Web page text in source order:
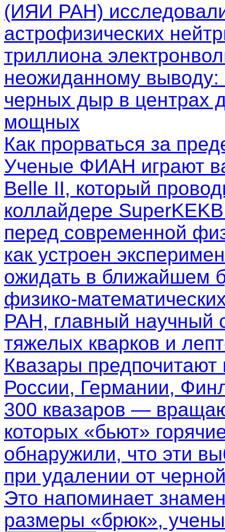
(ИЯИ РАН)
астрофизических
триллиона
неожиданному выводу:
черных дыр в центрах
мощных
Как прорваться за
Ученые ФИАН играют
Belle II, который
коллайдере
перед современной
как устроен
ожидать в ближайшем
физико-
РАН, главный научный
тяжелых кварков и
Квазары
России, Германии,
300 квазаров —
которых «бьют»
обнаружили, что эти
при удалении от
Это напоминает
размеры «брюк»,